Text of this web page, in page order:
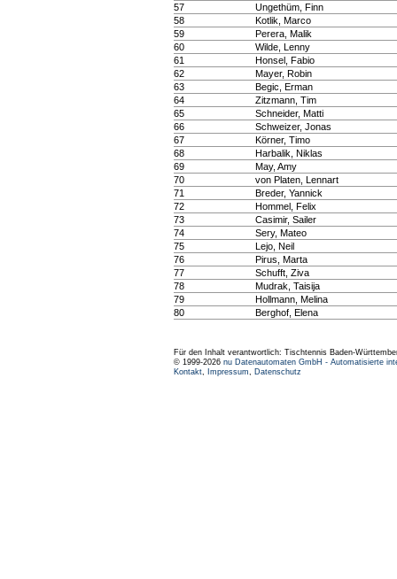
57
Ungethüm, Finn
58
Kotlik, Marco
59
Perera, Malik
60
Wilde, Lenny
61
Honsel, Fabio
62
Mayer, Robin
63
Begic, Erman
64
Zitzmann, Tim
65
Schneider, Matti
66
Schweizer, Jonas
67
Körner, Timo
68
Harbalik, Niklas
69
May, Amy
70
von Platen, Lennart
71
Breder, Yannick
72
Hommel, Felix
73
Casimir, Sailer
74
Sery, Mateo
75
Lejo, Neil
76
Pirus, Marta
77
Schufft, Ziva
78
Mudrak, Taisija
79
Hollmann, Melina
80
Berghof, Elena
Für den Inhalt verantwortlich: Tischtennis Baden-
© 1999-2026 nu Datenautomaten GmbH - Automatisierte
Kontakt, Impressum, Datenschutz